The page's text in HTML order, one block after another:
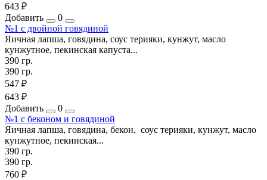
643 ₽
Добавить
0
№1 с двойной говядиной
Яичная лапша, говядина, соус терияки, кунжут, масло
кунжутное, пекинская капуста...
390 гр.
390 гр.
547 ₽
643 ₽
Добавить
0
№1 с беконом и говядиной
Яичная лапша, говядина, бекон, соус терияки, кунжут, масло
кунжутное, пекинская...
390 гр.
390 гр.
760 ₽